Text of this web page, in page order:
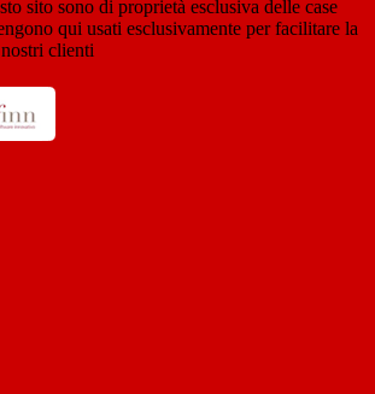
sito sono di proprietà esclusiva delle case
qui usati esclusivamente per facilitare la
clienti